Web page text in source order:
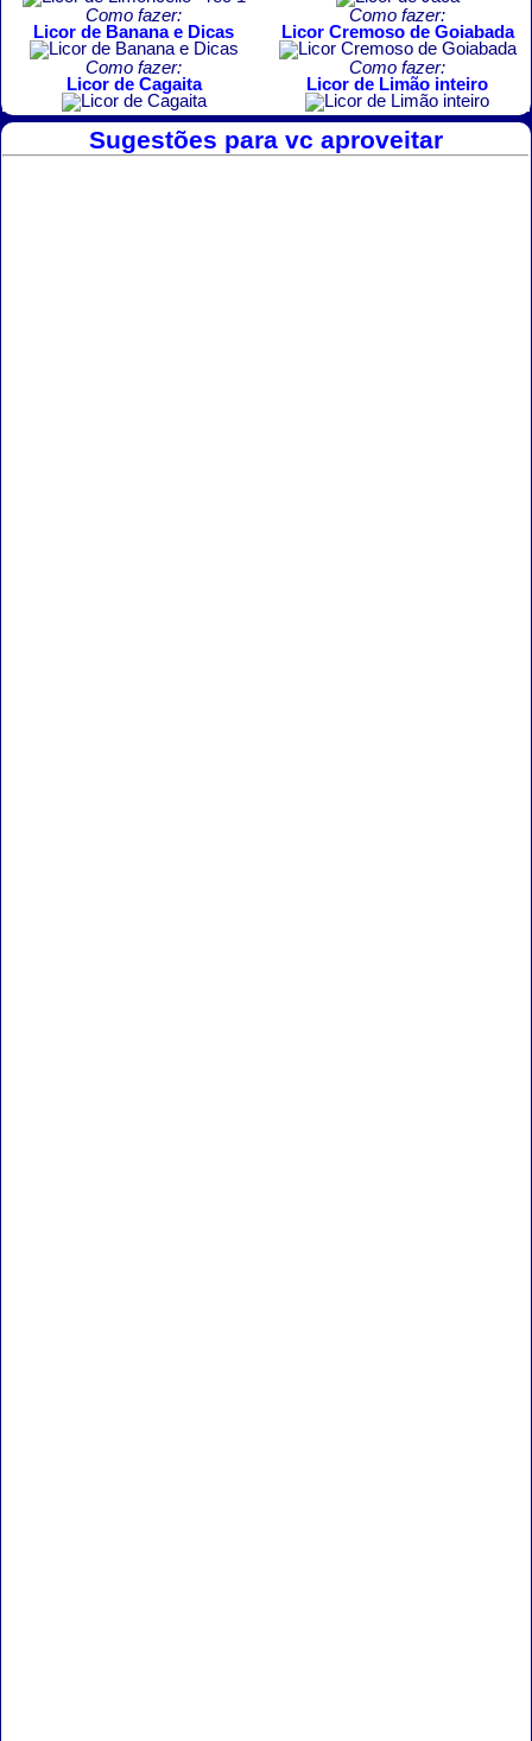
Como fazer:
Licor de Banana e Dicas
Como fazer:
Licor Cremoso de Goiabada
Como fazer:
Licor de Cagaita
Como fazer:
Licor de Limão inteiro
Sugestões para vc aproveitar